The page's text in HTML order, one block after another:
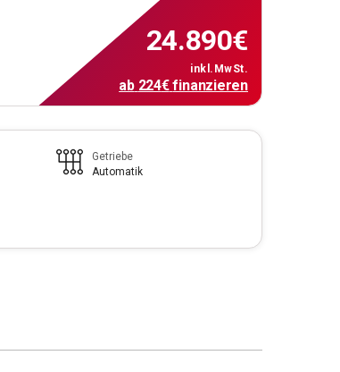
24.890€
inkl.MwSt.
ab 224€finanzieren
Getriebe
Automatik